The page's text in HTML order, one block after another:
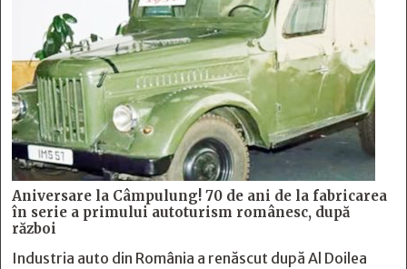
Aniversare la Câmpulung! 70 de ani de la fabricarea
în serie a primului autoturism românesc, după
război
Industria auto din România a renăscut după Al Doilea